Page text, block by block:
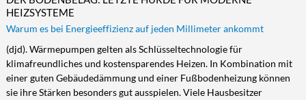
HEIZSYSTEME
Warum es bei Energieeffizienz auf jeden Millimeter ankommt
(djd). Wärmepumpen gelten als Schlüsseltechnologie für
klimafreundliches und kostensparendes Heizen. In Kombination mit
einer guten Gebäudedämmung und einer Fußbodenheizung können
sie ihre Stärken besonders gut ausspielen. Viele Hausbesitzer